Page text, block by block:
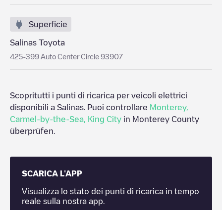
Superficie
Salinas Toyota
425-399 Auto Center Circle 93907
Scopritutti i punti di ricarica per veicoli elettrici
disponibili a Salinas . Puoi controllare Monterey,
Carmel-by-the-Sea
King City in Monterey County
überprüfen.
SCARICA L'APP
Visualizza lo stato dei punti di ricarica in tempo
reale sulla nostra app.